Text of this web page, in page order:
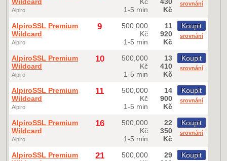
Alpiro
1-5 min
Kč
srovnání
AlpiroSSL Premium
Wildcard
Alpiro
9
500,000
Kč
1-5 min
11
920
Kč
Koupit
srovnání
AlpiroSSL Premium
Wildcard
Alpiro
10
500,000
Kč
1-5 min
13
410
Kč
Koupit
srovnání
AlpiroSSL Premium
Wildcard
Alpiro
11
500,000
Kč
1-5 min
14
900
Kč
Koupit
srovnání
AlpiroSSL Premium
Wildcard
Alpiro
16
500,000
Kč
1-5 min
22
350
Kč
Koupit
srovnání
AlpiroSSL Premium
21
500,000
29
Koupit